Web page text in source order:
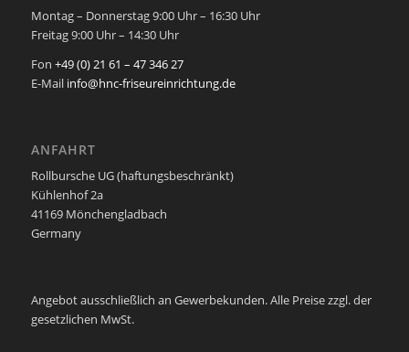
Montag – Donnerstag 9:00 Uhr – 16:30 Uhr
Freitag 9:00 Uhr – 14:30 Uhr
Fon +49 (0) 21 61 – 47 346 27
E-Mail info@hnc-friseureinrichtung.de
ANFAHRT
Rollbursche UG (haftungsbeschränkt)
Kühlenhof 2a
41169 Mönchengladbach
Germany
Angebot ausschließlich an Gewerbekunden. Alle Preise zzgl. der
gesetzlichen MwSt.